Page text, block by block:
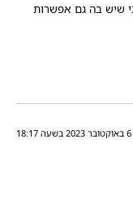
שיש בה גם אפשרות
6 באוקטובר 2023 בשעה 18:17